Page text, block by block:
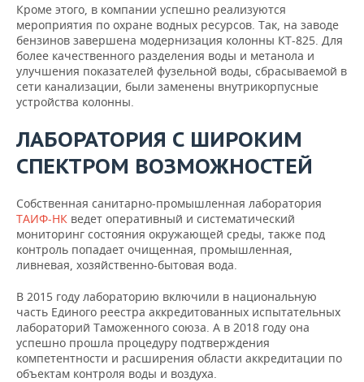
Кроме этого, в компании успешно реализуются
мероприятия по охране водных ресурсов. Так, на заводе
бензинов завершена модернизация колонны КТ-825. Для
более качественного разделения воды и метанола и
улучшения показателей фузельной воды, сбрасываемой в
сети канализации, были заменены внутрикорпусные
устройства колонны.
ЛАБОРАТОРИЯ С ШИРОКИМ
СПЕКТРОМ ВОЗМОЖНОСТЕЙ
Собственная санитарно-промышленная лаборатория
ТАИФ-НК ведет оперативный и систематический
мониторинг состояния окружающей среды, также под
контроль попадает очищенная, промышленная,
ливневая, хозяйственно-бытовая вода.
В 2015 году лабораторию включили в национальную
часть Единого реестра аккредитованных испытательных
лабораторий Таможенного союза. А в 2018 году она
успешно прошла процедуру подтверждения
компетентности и расширения области аккредитации по
объектам контроля воды и воздуха.